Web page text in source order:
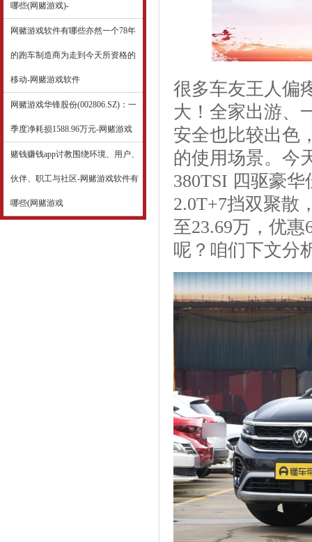
哪些(网赌游戏)-
网赌游戏软件有哪些亦然一个78年
的跑车制造商为走到今天所资格的
移动-网赌游戏软件
网赌游戏华锋股份(002806.SZ)：一
季度净耗损1588.96万元-网赌游戏
赌钱赚钱app讨教围绕环境、用户、
伙伴、职工与社区-网赌游戏软件有
哪些(网赌游戏
很多车友王人偏
大！全家出游、
安全也比较出色
的使用场景。今
380TSI 四驱豪
2.0T+7挡双聚散
至23.69万，优
呢？咱们下文分